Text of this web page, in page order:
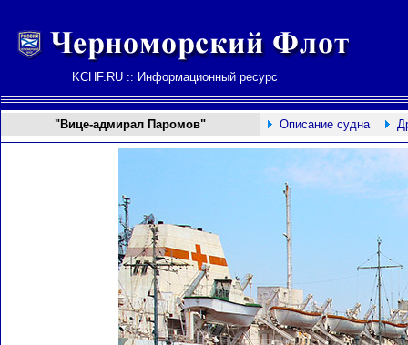
KCHF.RU :: Информационный ресурс
"Вице-адмирал Паромов" Описание судна